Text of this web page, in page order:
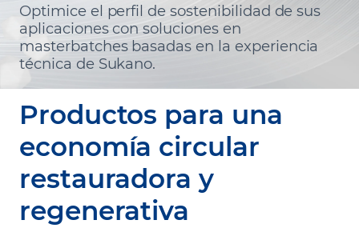
Optimice el perfil de sostenibilidad de sus
aplicaciones con soluciones en
masterbatches basadas en la experiencia
técnica de Sukano.
Productos para una
economía circular
restauradora y
regenerativa